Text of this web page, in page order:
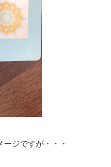
ジですが・・・